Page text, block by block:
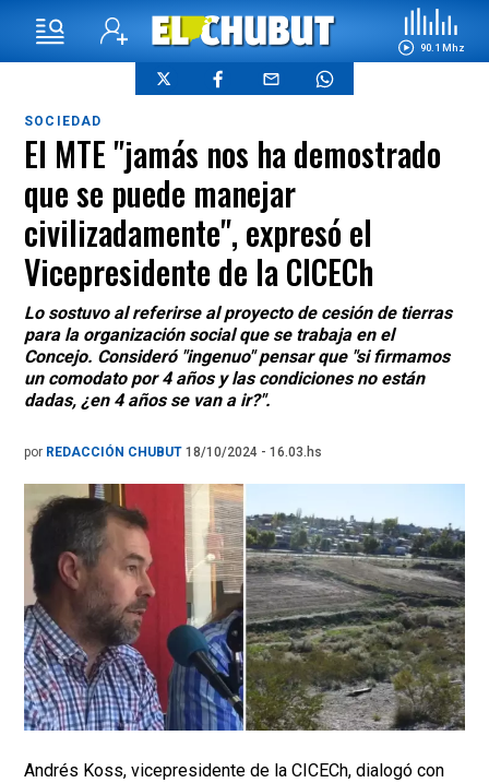
90.1 Mhz
SOCIEDAD
El MTE "jamás nos ha demostrado
que se puede manejar
civilizadamente", expresó el
Vicepresidente de la CICECh
Lo sostuvo al referirse al proyecto de cesión de tierras
para la organización social que se trabaja en el
Concejo. Consideró "ingenuo" pensar que "si firmamos
un comodato por 4 años y las condiciones no están
dadas, ¿en 4 años se van a ir?".
por REDACCIÓN CHUBUT 18/10/2024 - 16.03.hs
Andrés Koss, vicepresidente de la CICECh, dialogó con